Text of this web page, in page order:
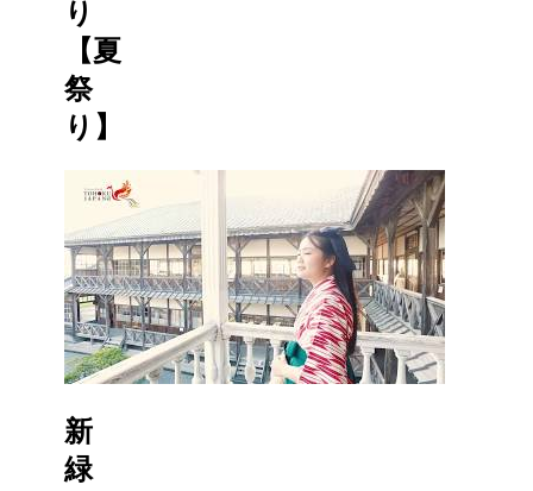
り
【夏
祭
り】
新
緑